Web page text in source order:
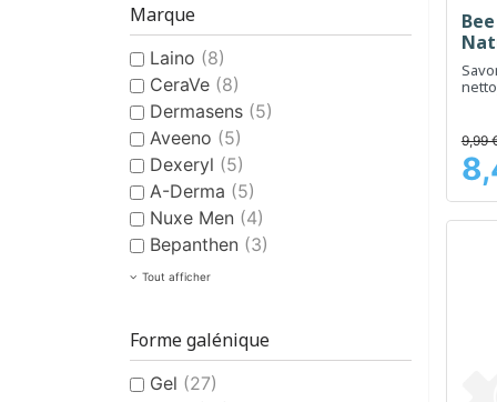
Marque
Laino (8)
CeraVe (8)
Dermasens (5)
Aveeno (5)
Dexeryl (5)
A-Derma (5)
Nuxe Men (4)
Bepanthen (3)
Tout afficher
Forme galénique
Gel (27)
Prix
9,99